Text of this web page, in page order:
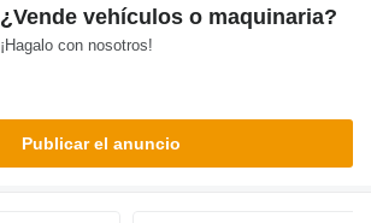
¿Vende vehículos o maquinaria?
¡Hagalo con nosotros!
Publicar el anuncio